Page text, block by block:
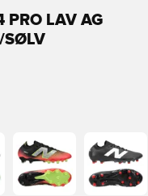
PRO LAV AG
SØLV